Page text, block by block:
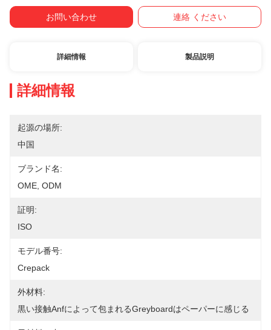
お問い合わせ 連絡 ください
詳細情報 製品説明
詳細情報
起源の場所:
中国
ブランド名:
OME, ODM
証明:
ISO
モデル番号:
Crepack
外材料:
黒い接触anfによって包まれるgreyboardはペーパーに感じる